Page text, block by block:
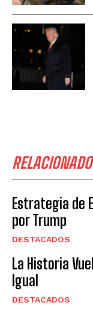
Estrategia de
por Trump
DESTACADOS
La Historia
Igual
DESTACADOS